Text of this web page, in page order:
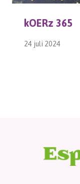
kOERz 365
24 juli 2024